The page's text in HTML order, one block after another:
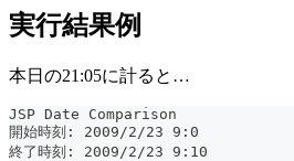
実行結果例
本日の21:05に計ると…
JSP Date Comparison
開始時刻: 2009/2/23 9:0
終了時刻: 2009/2/23 9:10